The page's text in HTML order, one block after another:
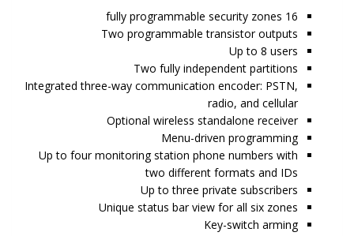
16 fully programmable security zones
Two programmable transistor outputs
Up to 8 users
Two fully independent partitions
Integrated three-way communication encoder: PSTN,
radio, and cellular
Optional wireless standalone receiver
Menu-driven programming
Up to four monitoring station phone numbers with
two different formats and IDs
Up to three private subscribers
Unique status bar view for all six zones
Key-switch arming